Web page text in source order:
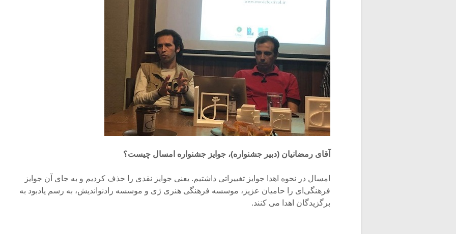
آقای رمضانیان (دبیر جشنواره)، جوایز جشنواره امسال چیست؟
امسال در نحوه اهدا جوایز تغییراتی داشتیم. یعنی جوایز نقدی را حذف کردیم و به جای آن جوایز
فرهنگی‌ای را حامیان عزیز، موسسه فرهنگی هنری ژی و موسسه رادنواندیش، به رسم یادبود به
برگزیدگان اهدا می کنند.